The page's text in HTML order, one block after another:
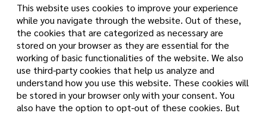
This website uses cookies to improve your experience
while you navigate through the website. Out of these,
the cookies that are categorized as necessary are
stored on your browser as they are essential for the
working of basic functionalities of the website. We also
use third-party cookies that help us analyze and
understand how you use this website. These cookies will
be stored in your browser only with your consent. You
also have the option to opt-out of these cookies. But